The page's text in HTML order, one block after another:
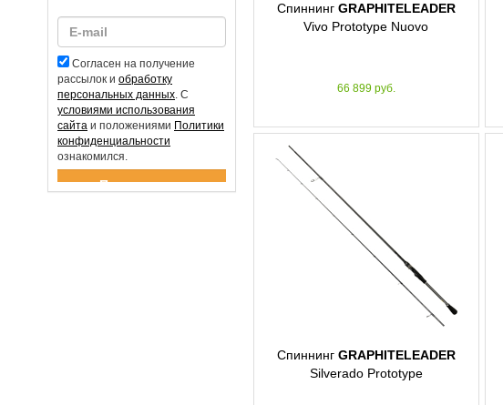
Спиннинг GRAPHITELEADER
Vivo Prototype Nuovo
66 899 руб.
Спиннинг GRAPHITELEADER
Silverado Prototype
Согласен на получение
рассылок и обработку
персональных данных. С
условиями использования
сайта и положениями Политики
конфиденциальности
ознакомился.
Спасибо за подписку!